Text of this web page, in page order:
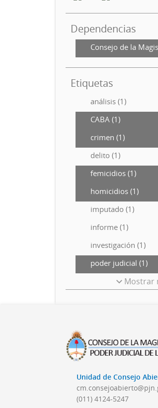
Dependencias
Consejo de la
Etiquetas
análisis (1)
CABA (1)
crimen (1)
delito (1)
femicidios (1)
homicidios (1)
imputado (1)
informe (1)
investigación (1)
poder judicial (1)
Mostrar
Unidad de Consejo
(011) 4124-5247